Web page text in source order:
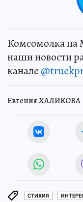
Комсомолка на
наши новости
канале
Евгения ХАЛИКОВА
СТИХИЯ